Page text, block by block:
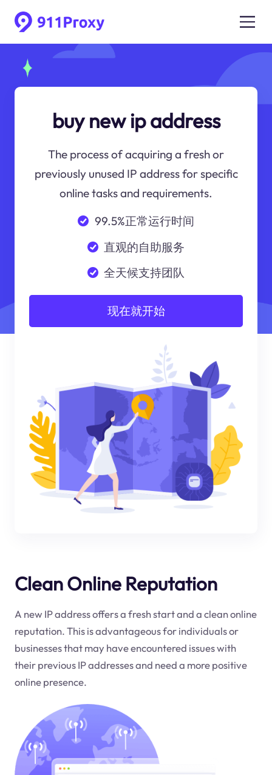
buy new ip address
The process of acquiring a fresh or
previously unused IP address for specific
online tasks and requirements.
99.5%正常运行时间
直观的自助服务
全天候支持团队
现在就开始
Clean Online Reputation
A new IP address offers a fresh start and a clean online
reputation. This is advantageous for individuals or
businesses that may have encountered issues with
their previous IP addresses and need a more positive
online presence.